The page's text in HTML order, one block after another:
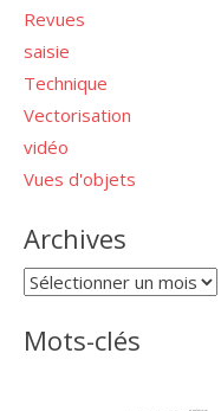
Revues
saisie
Technique
Vectorisation
vidéo
Vues d'objets
Archives
Archives
Mots-clés